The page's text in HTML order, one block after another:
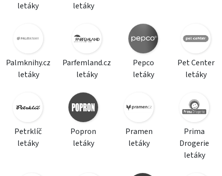
letáky
letáky
Palmknihy.cz
letáky
Parfemland.cz
letáky
Pepco
letáky
Pet Center
letáky
Petrklíč
letáky
Popron
letáky
Pramen
letáky
Prima
Drogerie
letáky